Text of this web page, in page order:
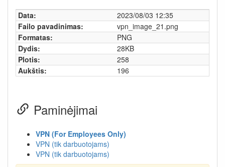
Data:
2023/08/03 12:35
Failo pavadinimas:
vpn_image_21.png
Formatas:
PNG
Dydis:
28KB
Plotis:
258
Aukštis:
196
Paminėjimai
VPN (For Employees Only)
VPN (tik darbuotojams)
VPN (tik darbuotojams)